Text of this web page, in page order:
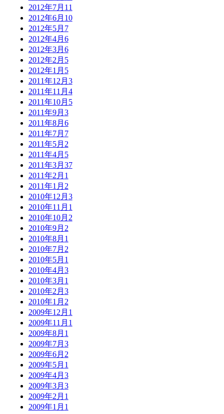
2012年7月 11
2012年6月 10
2012年5月 7
2012年4月 6
2012年3月 6
2012年2月 5
2012年1月 5
2011年12月 3
2011年11月 4
2011年10月 5
2011年9月 3
2011年8月 6
2011年7月 7
2011年5月 2
2011年4月 5
2011年3月 37
2011年2月 1
2011年1月 2
2010年12月 3
2010年11月 1
2010年10月 2
2010年9月 2
2010年8月 1
2010年7月 2
2010年5月 1
2010年4月 3
2010年3月 1
2010年2月 3
2010年1月 2
2009年12月 1
2009年11月 1
2009年8月 1
2009年7月 3
2009年6月 2
2009年5月 1
2009年4月 3
2009年3月 3
2009年2月 1
2009年1月 1